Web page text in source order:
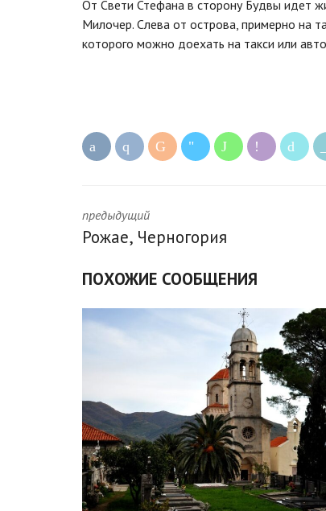
От Свети Стефана в сторону Будвы идет
Милочер. Слева от острова, примерно на
которого можно доехать на такси или
предыдущий
Рожае, Черногория
ПОХОЖИЕ СООБЩЕНИЯ